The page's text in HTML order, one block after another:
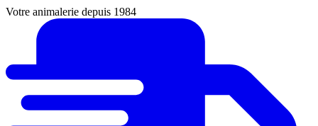
Votre animalerie depuis 1984